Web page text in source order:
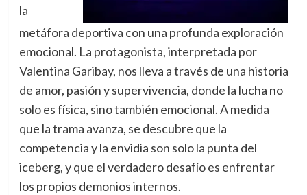
la
metáfora deportiva con una profunda exploración
emocional. La protagonista, interpretada por
Valentina Garibay, nos lleva a través de una historia
de amor, pasión y supervivencia, donde la lucha no
solo es física, sino también emocional. A medida
que la trama avanza, se descubre que la
competencia y la envidia son solo la punta del
iceberg, y que el verdadero desafío es enfrentar
los propios demonios internos.